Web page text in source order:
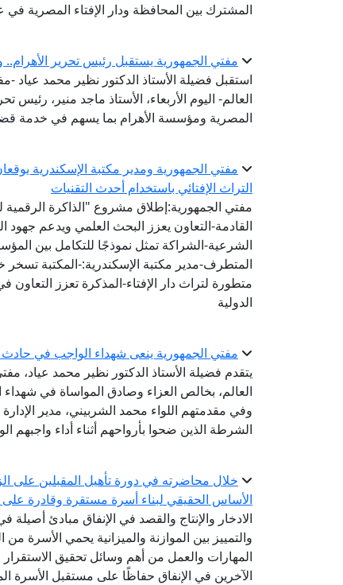
المشترك بين المحافظة ودار الإفتاء المصرية في
مفتي الجمهورية يستقبل رئيس تحرير
استقبل فضيلة الأستاذ الدكتور نظير محمد عياد -
العالم- اليوم الأربعاء، الأستاذ ماجد منير، رئيس
المصرية ومؤسسة الأهرام بما يسهم في خدمة
مفتي الجمهورية ومدير مكتبة الإسكندرية
التراث الإفتائي باستخدام أحدث التقنيات
مفتي الجمهورية:إطلاق مشروع "الذاكرة الرقمية
القادمة-التعاون يعزز البحث العلمي ويدعم
الشرعية-الشراكة تمثل نموذجًا للتكامل بين
المتطرف-مدير مكتبة الإسكندرية:-المكتبة تسخر
متطورة لتراث دار الإفتاء-المذكرة تعزز
الدولية
مفتي الجمهورية ينعى شهداء الواجب في
يتقدم فضيلة الأستاذ الدكتور نظير محمد عياد،
العالم، بخالص العزاء وصادق المواساة في
وفي مقدمتهم اللواء محمد الشربيني، مدير
الشرطة الذين ضحوا بأرواحهم أثناء أداء
خلال محاضرته في دورة تأهيل المقبلين على
الأساس الحقيقي لبناء أسرة مستقرة وقادرة على
الادخار والإنتاج والقصد في الإنفاق مبادئ
والتمييز بين الموازنة والميزانية يحمي الأسرة
المهارات والعمل من أهم وسائل تحقيق الاستقرار
الآخرين في الإنفاق حفاظًا على مستقبل الأسرة